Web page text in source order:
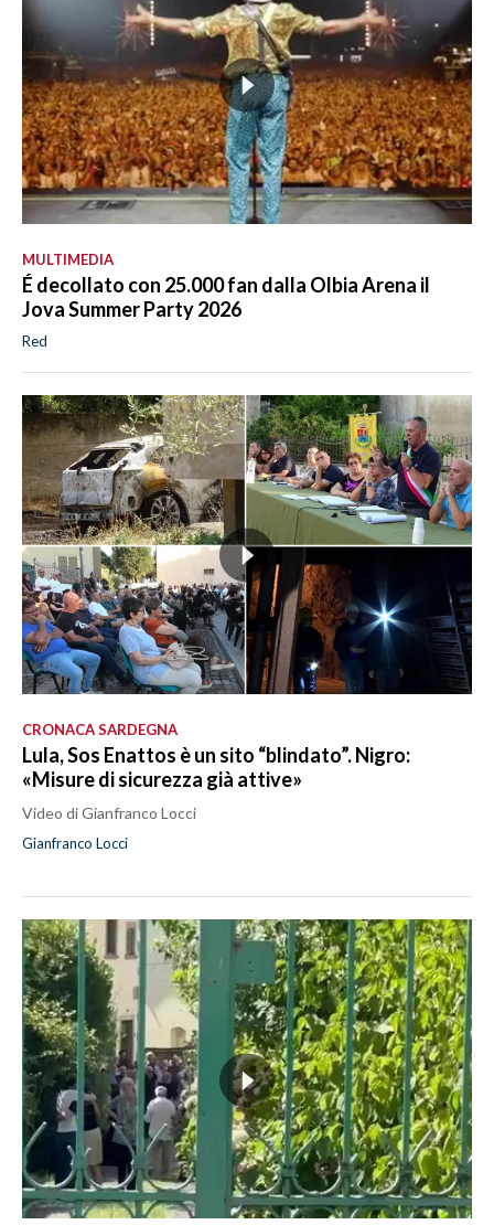
MULTIMEDIA
É decollato con 25.000 fan dalla Olbia Arena il
Jova Summer Party 2026
Red
CRONACA SARDEGNA
Lula, Sos Enattos è un sito “blindato”. Nigro:
«Misure di sicurezza già attive»
Video di Gianfranco Locci
Gianfranco Locci